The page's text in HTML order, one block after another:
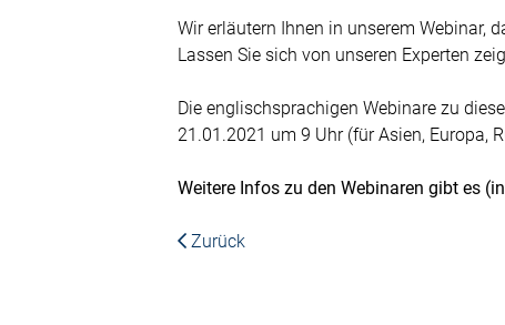
Wir erläutern Ihnen in unserem Webinar,
Lassen Sie sich von unseren Experten
Die englischsprachigen Webinare zu
21.01.2021 um 9 Uhr (für Asien, Europa,
Weitere Infos zu den Webinaren gibt es
Zurück